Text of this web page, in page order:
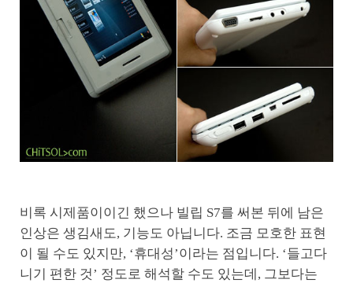
비록 시제품이이긴 했으나 빌립 S7를 써본 뒤에 남은
인상은 생김새도, 기능도 아닙니다. 조금 모호한 표현
이 될 수도 있지만, ‘휴대성’이라는 점입니다. ‘들고다
니기 편한 것’ 정도로 해석할 수도 있는데, 그보다는